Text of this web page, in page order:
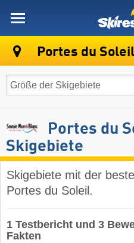
Portes du Soleil
Portes du
Skigebiete
Skigebiete mit der
Portes du Soleil.
1 Testbericht und 3
Fakten